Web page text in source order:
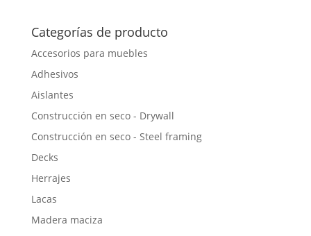
Categorías de producto
Accesorios para muebles
Adhesivos
Aislantes
Construcción en seco - Drywall
Construcción en seco - Steel framing
Decks
Herrajes
Lacas
Madera maciza